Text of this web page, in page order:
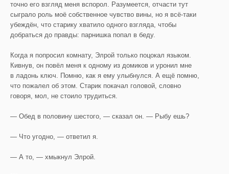
точно его взгляд меня вспорол. Разумеется, отчасти тут
сыграло роль моё собственное чувство вины, но я всё-таки
убеждён, что старику хватило одного взгляда, чтобы
добраться до правды: парнишка попал в беду.
Когда я попросил комнату, Элрой только поцокал языком.
Кивнув, он повёл меня к одному из домиков и уронил мне
в ладонь ключ. Помню, как я ему улыбнулся. А ещё помню,
что пожалел об этом. Старик покачал головой, словно
говоря, мол, не стоило трудиться.
— Обед в половину шестого, — сказал он. — Рыбу ешь?
— Что угодно, — ответил я.
— А то, — хмыкнул Элрой.